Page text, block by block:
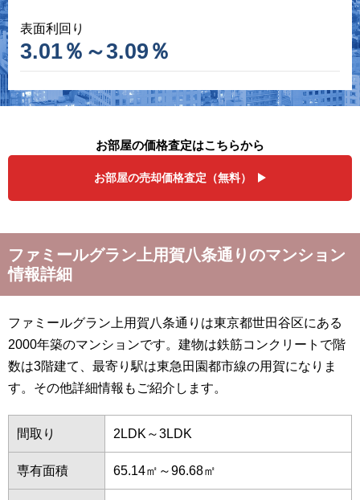
表面利回り
3.01％～3.09％
お部屋の価格査定はこちらから
お部屋の売却価格査定（無料）
ファミールグラン上用賀八条通りのマンション
情報詳細
ファミールグラン上用賀八条通りは東京都世田谷区にある
2000年築のマンションです。建物は鉄筋コンクリートで階
数は3階建て、最寄り駅は東急田園都市線の用賀になりま
す。その他詳細情報もご紹介します。
間取り 2LDK～3LDK
専有面積 65.14㎡～96.68㎡